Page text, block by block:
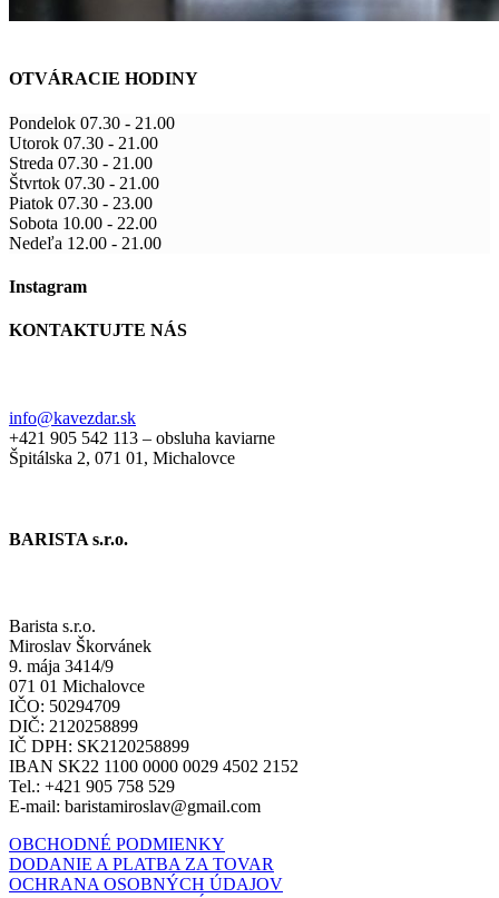
OTVÁRACIE HODINY
Pondelok 07.30 - 21.00
Utorok 07.30 - 21.00
Streda 07.30 - 21.00
Štvrtok 07.30 - 21.00
Piatok 07.30 - 23.00
Sobota 10.00 - 22.00
Nedeľa 12.00 - 21.00
Instagram
KONTAKTUJTE NÁS
info@kavezdar.sk
+421 905 542 113 – obsluha kaviarne
Špitálska 2, 071 01, Michalovce
BARISTA s.r.o.
Barista s.r.o.
Miroslav Škorvánek
9. mája 3414/9
071 01 Michalovce
IČO: 50294709
DIČ: 2120258899
IČ DPH: SK2120258899
IBAN SK22 1100 0000 0029 4502 2152
Tel.: +421 905 758 529
E-mail: baristamiroslav@gmail.com
OBCHODNÉ PODMIENKY
DODANIE A PLATBA ZA TOVAR
OCHRANA OSOBNÝCH ÚDAJOV